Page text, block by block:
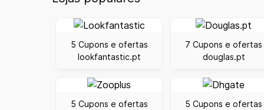
5 Cupons e ofertas
lookfantastic.pt
7 Cupons e ofertas
douglas.pt
5 Cupons e ofertas
5 Cupons e ofertas